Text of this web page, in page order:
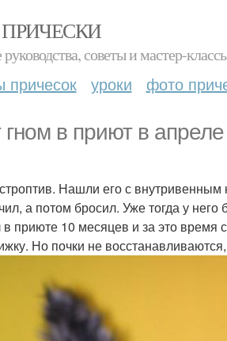
советы и мастер-
причесок уроки фото
в приют в
Нашли его с внутривенным
а потом бросил. Уже тогда у
10 месяцев и за это время
Но почки не